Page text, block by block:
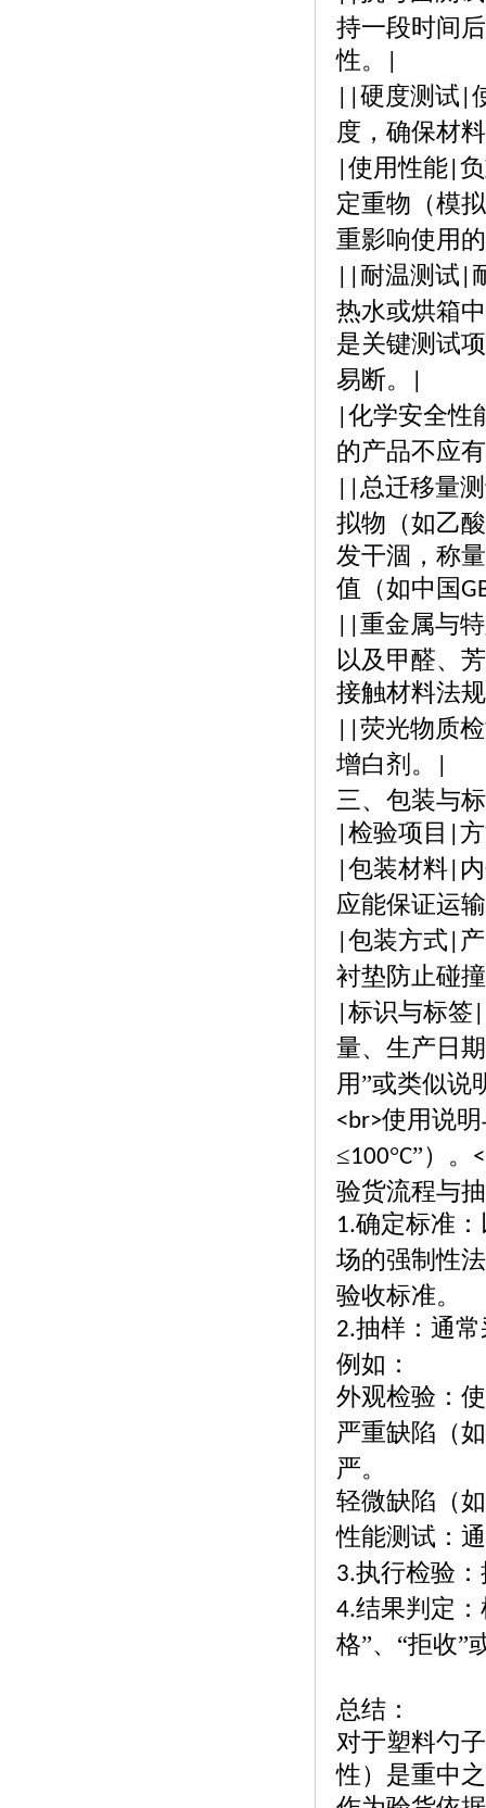
持一段时间
性。
硬度测试
度，确保材
使用性能
定重物（模
重影响使用
耐温测试
热水或烘箱
是关键测试
易断。
化学安全性
的产品不应
总迁移量
拟物（如乙
发干涸，称
值（如中国
重金属与
以及甲醛、
接触材料法
荧光物质
增白剂。
三、包装与
检验项目
包装材料
应能保证运
包装方式
衬垫防止碰
标识与标签
量、生产日期
用”或类似说
<br>使用说
≤100°C”）。
验货流程与
1.确定标准
场的强制性
验收标准。
2.抽样：通
例如：
外观检验：
严重缺陷（
严。
轻微缺陷（
性能测试：
3.执行检验
4.结果判定
格”、“拒收”
总结：
对于塑料勺
性）是重中